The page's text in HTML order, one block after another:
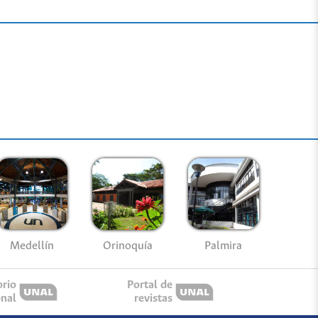
Medellín Orinoquía Palmira
Portal de
revistas